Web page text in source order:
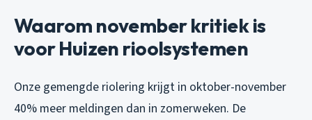
Waarom november kritiek is
voor Huizen rioolsystemen
Onze gemengde riolering krijgt in oktober-november
40% meer meldingen dan in zomerweken. De